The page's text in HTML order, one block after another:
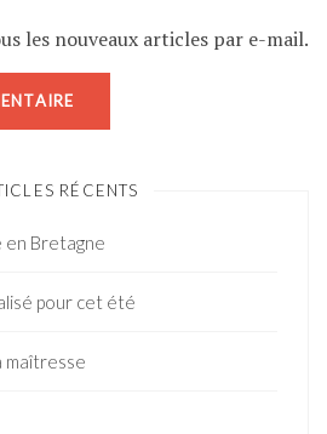
les nouveaux articles par e-mail.
RÉCENTS
en Bretagne
pour cet été
maîtresse